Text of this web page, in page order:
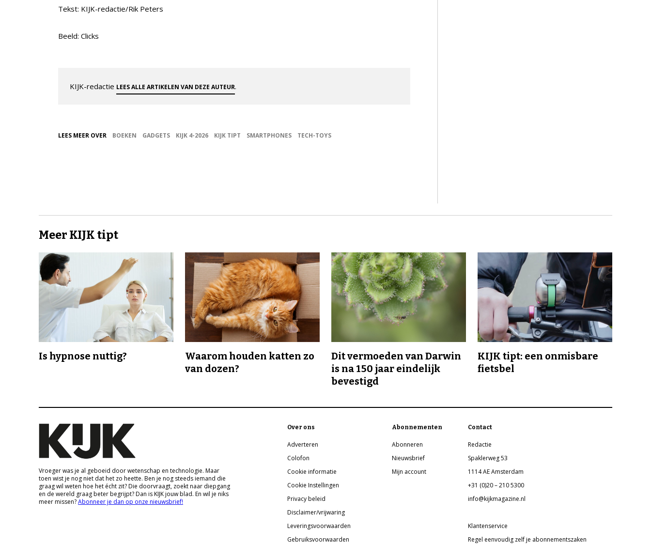
Tekst: KIJK-redactie/Rik Peters
Beeld: Clicks
KIJK-redactie LEES ALLE ARTIKELEN VAN DEZE AUTEUR.
LEES MEER OVER BOEKEN GADGETS KIJK 4-2026 KIJK TIPT SMARTPHONES TECH-TOYS
Meer KIJK tipt
Is hypnose nuttig?
Waarom houden katten zo
van dozen?
Dit vermoeden van Darwin
is na 150 jaar eindelijk
bevestigd
KIJK tipt: een onmisbare
fietsbel
Vroeger was je al geboeid door wetenschap en technologie. Maar
toen wist je nog niet dat het zo heette. Ben je nog steeds iemand die
graag wil weten hoe het écht zit? Die doorvraagt, zoekt naar diepgang
en de wereld graag beter begrijpt? Dan is KIJK jouw blad. En wil je niks
meer missen?Abonneer je dan op onze nieuwsbrief!
Over ons
Adverteren
Colofon
Cookie informatie
Cookie Instellingen
Privacy beleid
Disclaimer/vrijwaring
Leveringsvoorwaarden
Gebruiksvoorwaarden
Abonnementen
Abonneren
Nieuwsbrief
Mijn account
Contact
Redactie
Spaklerweg 53
1114 AE Amsterdam
+31 (0)20 – 210 5300
info@kijkmagazine.nl
Klantenservice
Regel eenvoudig zelf je abonnementszaken